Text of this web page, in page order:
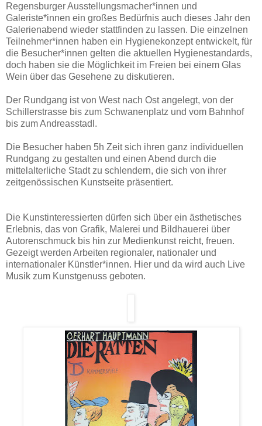
Regensburger Ausstellungsmacher*innen und
Galeriste*innen ein großes Bedürfnis auch dieses Jahr den
Galerienabend wieder stattfinden zu lassen. Die einzelnen
Teilnehmer*innen haben ein Hygienekonzept entwickelt, für
die Besucher*innen gelten die aktuellen Hygienestandards,
doch haben sie die Möglichkeit im Freien bei einem Glas
Wein über das Gesehene zu diskutieren.
Der Rundgang ist von West nach Ost angelegt, von der
Schillerstrasse bis zum Schwanenplatz und vom Bahnhof
bis zum Andreasstadl.
Die Besucher haben 5h Zeit sich ihren ganz individuellen
Rundgang zu gestalten und einen Abend durch die
mittelalterliche Stadt zu schlendern, die sich von ihrer
zeitgenössischen Kunstseite präsentiert.
Die Kunstinteressierten dürfen sich über ein ästhetisches
Erlebnis, das von Grafik, Malerei und Bildhauerei über
Autorenschmuck bis hin zur Medienkunst reicht, freuen.
Gezeigt werden Arbeiten regionaler, nationaler und
internationaler Künstler*innen. Hier und da wird auch Live
Musik zum Kunstgenuss geboten.